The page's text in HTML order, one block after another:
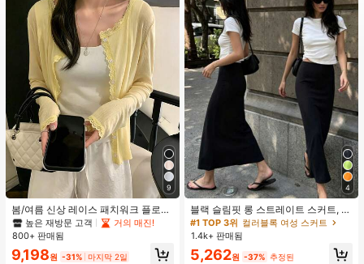
9
봄/여름 신상 레이스 패치워크 플로럴
트림 소프트 니트 가디건 경량 재킷 탑
여성용, 코티지코어 옐로우
높은 재방문 고객
거의 매진!
800+ 판매됨
9,198원 -31% 마지막 2일
4
블랙 슬림핏 롱 스트레이트 스커트, 여
성 패션 폴리에스터 캐주얼 파티 스커
트, 다용도 및 귀여운, 일상 착용에 적
합, 여름 휴가. 해변, 음악 축제 및 여름
휴가에 완벽, 90년대
#1 TOP 3위 컬러블록 여성 스커트
1.4k+ 판매됨
5,262원 -37% 추정된